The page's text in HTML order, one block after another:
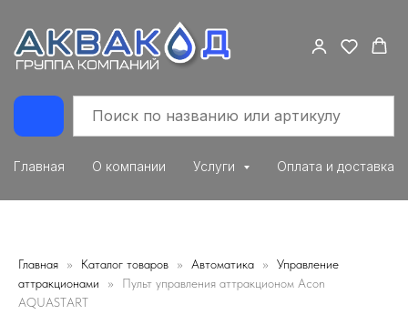
Главная О компании Услуги Оплата и доставка
Главная Каталог товаров Автоматика
Управление
аттракционами
Пульт управления аттракционом Acon
AQUASTART